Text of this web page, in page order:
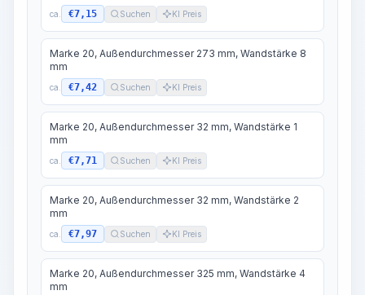
ca. €7,15 Suchen KI Preis
Marke 20, Außendurchmesser 273 mm, Wandstärke 8
mm
ca. €7,42 Suchen KI Preis
Marke 20, Außendurchmesser 32 mm, Wandstärke 1
mm
ca. €7,71 Suchen KI Preis
Marke 20, Außendurchmesser 32 mm, Wandstärke 2
mm
ca. €7,97 Suchen KI Preis
Marke 20, Außendurchmesser 325 mm, Wandstärke 4
mm